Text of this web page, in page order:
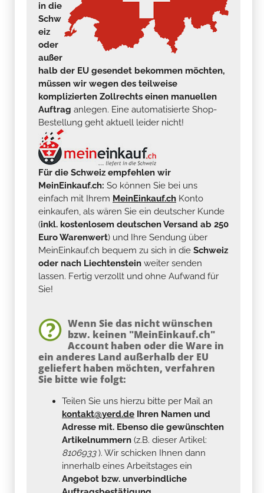
in die
Schw
eiz
oder
außer
halb der EU gesendet bekommen möchten,
müssen wir wegen des teilweise
komplizierten Zollrechts einen manuellen
Auftrag anlegen. Eine automatisierte Shop-
Bestellung geht aktuell leider nicht!
Für die Schweiz empfehlen wir
MeinEinkauf.ch: So können Sie bei uns
einfach mit Ihrem MeinEinkauf.ch Konto
einkaufen, als wären Sie ein deutscher Kunde
(inkl. kostenlosem deutschen Versand ab 250
Euro Warenwert) und Ihre Sendung über
MeinEinkauf.ch bequem zu sich in die Schweiz
oder nach Liechtenstein weiter senden
lassen. Fertig verzollt und ohne Aufwand für
Sie!
Wenn Sie das nicht wünschen
bzw. keinen "MeinEinkauf.ch"
Account haben oder die Ware in
ein anderes Land außerhalb der EU
geliefert haben möchten, verfahren
Sie bitte wie folgt:
Teilen Sie uns hierzu bitte per Mail an
kontakt@yerd.de Ihren Namen und
Adresse mit. Ebenso die gewünschten
Artikelnummern (z.B. dieser Artikel:
8106933). Wir schicken Ihnen dann
innerhalb eines Arbeitstages ein
Angebot bzw. unverbindliche